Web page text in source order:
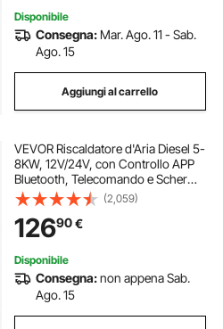
Disponibile
Consegna: Mar. Ago. 11 - Sab.
Ago. 15
Aggiungi al carrello
VEVOR Riscaldatore d'Aria Diesel 5-
8KW, 12V/24V, con Controllo APP
Bluetooth, Telecomando e Schermo
di Visualizzazione, Allarme CO,
Riscaldatore Diesel a Riscaldamento
Portatile per Veicoli e Garage
(2,059)
12690€
Disponibile
Consegna:non appena Sab.
Ago. 15